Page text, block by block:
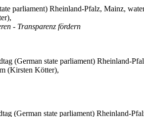
- Transparenz fördern
(Kirsten Kötter),